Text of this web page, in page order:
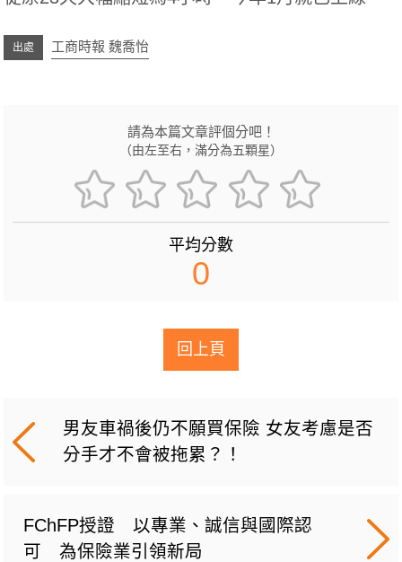
工商時報 魏喬怡
請為本篇文章評個分吧！
（由左至右，滿分為五顆星）
平均分數
0
回上頁
男友車禍後仍不願買保險 女友考慮是否
分手才不會被拖累？！
FChFP授證 以專業、誠信與國際認
可 為保險業引領新局